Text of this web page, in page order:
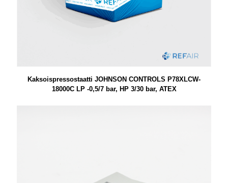
Kaksoispressostaatti JOHNSON CONTROLS P78XLCW-
18000C LP -0,5/7 bar, HP 3/30 bar, ATEX